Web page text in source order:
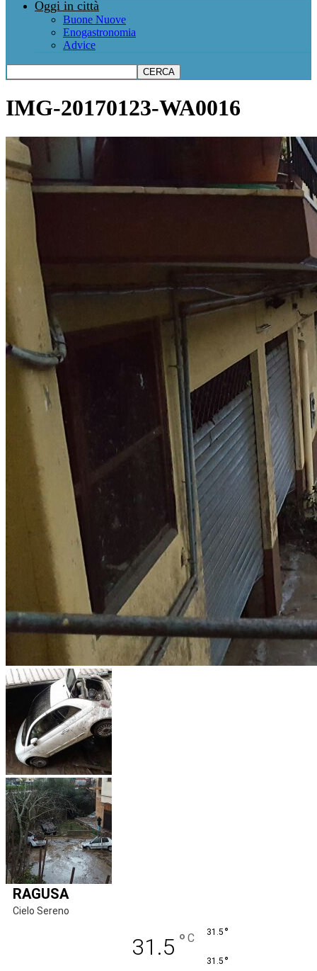
Oggi in città
Buone Nuove
Enogastronomia
Advice
IMG-20170123-WA0016
RAGUSA
Cielo Sereno
31.5 ° C 31.5 °
31.5 °